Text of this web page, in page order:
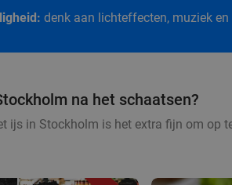
denk aan lichteffecten, muziek
na het schaatsen?
ijs in Stockholm is het extra fijn om op